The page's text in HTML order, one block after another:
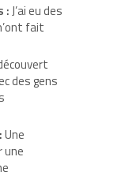
:J’ai eu des
fait
des gens
Une
une